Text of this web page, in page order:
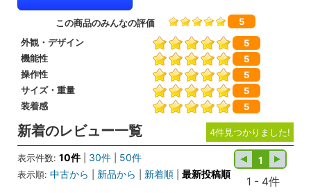
この商品のみんなの評価
5
外観・デザイン
5
機能性
5
操作性
5
サイズ・重量
5
装着感
5
新着のレビュー一覧 4件見つかりました!
表示件数: 10件| 30件 50件
表示順: 中古から 新品から 新着順 最新投稿順
1
1 - 4件